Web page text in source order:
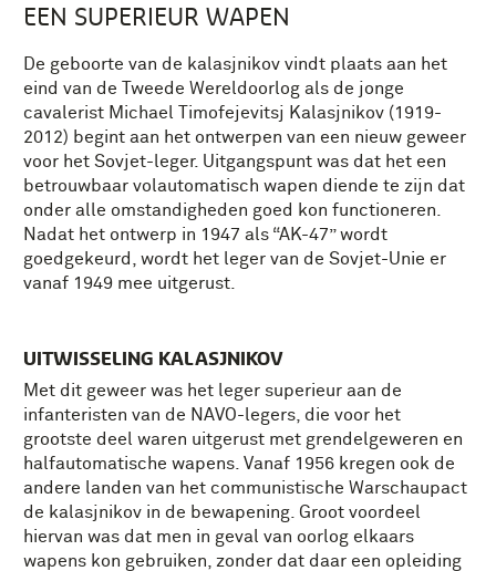
EEN SUPERIEUR WAPEN
De geboorte van de kalasjnikov vindt plaats aan het
eind van de Tweede Wereldoorlog als de jonge
cavalerist Michael Timofejevitsj Kalasjnikov (1919-
2012) begint aan het ontwerpen van een nieuw geweer
voor het Sovjet-leger. Uitgangspunt was dat het een
betrouwbaar volautomatisch wapen diende te zijn dat
onder alle omstandigheden goed kon functioneren.
Nadat het ontwerp in 1947 als “AK-47” wordt
goedgekeurd, wordt het leger van de Sovjet-Unie er
vanaf 1949 mee uitgerust.
UITWISSELING KALASJNIKOV
Met dit geweer was het leger superieur aan de
infanteristen van de NAVO-legers, die voor het
grootste deel waren uitgerust met grendelgeweren en
halfautomatische wapens. Vanaf 1956 kregen ook de
andere landen van het communistische Warschaupact
de kalasjnikov in de bewapening. Groot voordeel
hiervan was dat men in geval van oorlog elkaars
wapens kon gebruiken, zonder dat daar een opleiding